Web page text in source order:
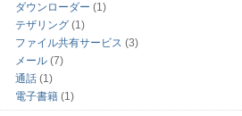
ダウンローダー (1)
テザリング (1)
ファイル共有サービス (3)
メール (7)
通話 (1)
電子書籍 (1)